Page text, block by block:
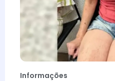
Informações